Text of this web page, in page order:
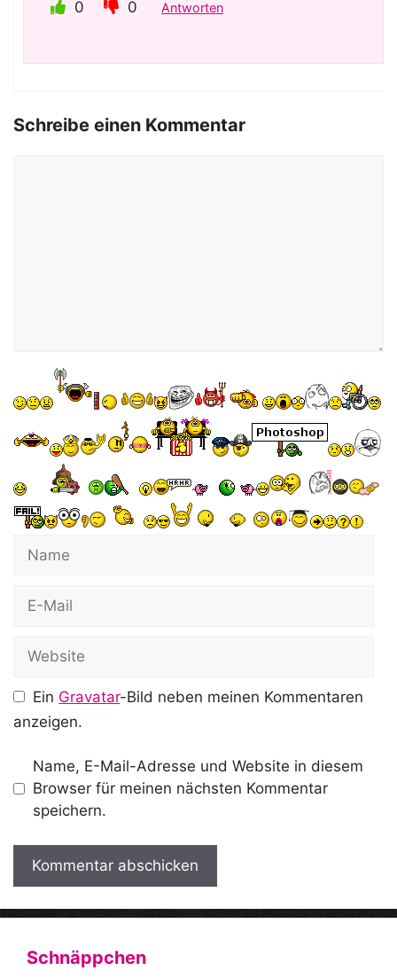
0 0 Antworten
Schreibe einen Kommentar
Mail
Ein Gravatar-Bild neben meinen Kommentaren
anzeigen.
Name, E-Mail-Adresse und Website in diesem
Browser für meinen nächsten Kommentar
speichern.
A
Schnäppchen